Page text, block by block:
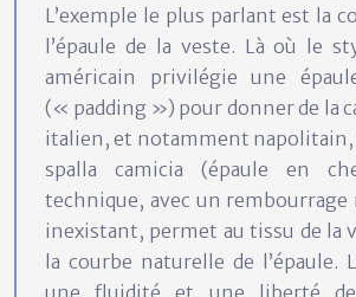
L’exemple le plus parlant est la
l’épaule de la veste. Là où le
américain privilégie une
(« padding ») pour donner de la
italien, et notamment napolitain,
spalla camicia (épaule en
technique, avec un
inexistant, permet au tissu de la
la courbe naturelle de l’épaule.
une fluidité et une liberté de